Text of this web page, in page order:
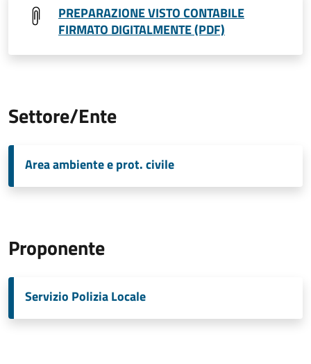
PREPARAZIONE VISTO CONTABILE
FIRMATO DIGITALMENTE (PDF)
Settore/Ente
Area ambiente e prot. civile
Proponente
Servizio Polizia Locale